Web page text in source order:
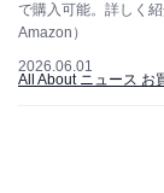
で購入可能。詳しく
Amazon）
2026.06.01
All About ニュース お